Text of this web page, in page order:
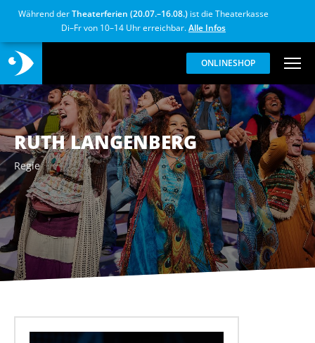
Während derTheaterferien (20.07.–16.08.) ist die Theaterkasse
Di–Fr von 10–14 Uhr erreichbar.Alle Infos
ONLINESHOP
RUTH LANGENBERG
Regie